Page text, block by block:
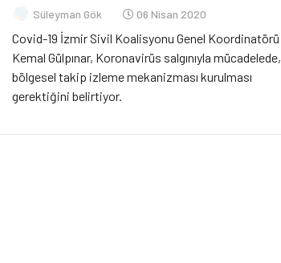
Süleyman Gök 06 Nisan 2020
Covid-19 İzmir Sivil Koalisyonu Genel Koordinatörü
Kemal Gülpınar, Koronavirüs salgınıyla mücadelede,
bölgesel takip izleme mekanizması kurulması
gerektiğini belirtiyor.